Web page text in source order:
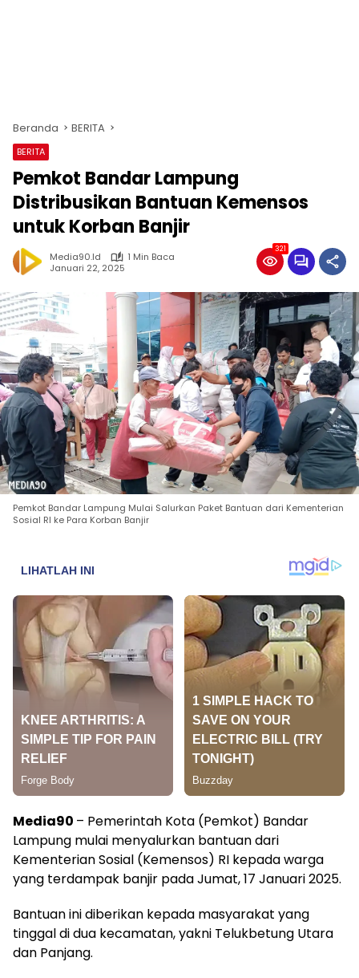
Beranda BERITA
BERITA
Pemkot Bandar Lampung
Distribusikan Bantuan Kemensos
untuk Korban Banjir
Media90.id
1 Min Baca
Januari 22, 2025
321
Pemkot Bandar Lampung Mulai Salurkan Paket Bantuan dari Kementerian
Sosial RI ke Para Korban Banjir
Media90 – Pemerintah Kota (Pemkot) Bandar
Lampung mulai menyalurkan bantuan dari
Kementerian Sosial (Kemensos) RI kepada warga
yang terdampak banjir pada Jumat, 17 Januari 2025.
Bantuan ini diberikan kepada masyarakat yang
tinggal di dua kecamatan, yakni Telukbetung Utara
dan Panjang.